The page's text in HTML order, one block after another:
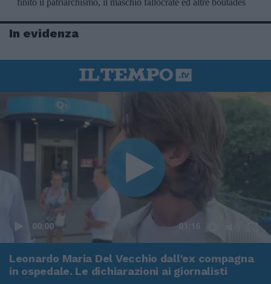
In evidenza
00:00 01:16
Leonardo Maria Del Vecchio dall'ex compagna
in ospedale. Le dichiarazioni ai giornalisti